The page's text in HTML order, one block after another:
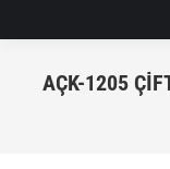
AÇK-1205